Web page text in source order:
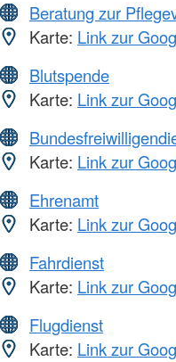
Beratung zur
Karte: Link zur
Blutspende
Karte: Link zur
Karte: Link zur
Ehrenamt
Karte: Link zur
Fahrdienst
Karte: Link zur
Flugdienst
Karte: Link zur